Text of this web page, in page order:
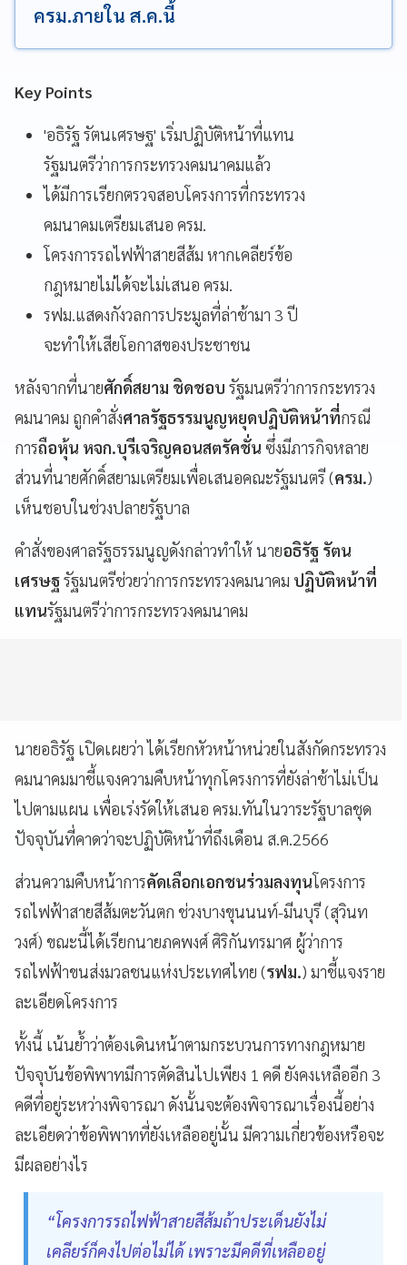
ครม.ภายใน ส.ค.นี้
Key Points
'อธิรัฐ รัตนเศรษฐ' เริ่มปฏิบัติหน้าที่แทน
รัฐมนตรีว่าการกระทรวงคมนาคมแล้ว
ได้มีการเรียกตรวจสอบโครงการที่กระทรวง
คมนาคมเตรียมเสนอ ครม.
โครงการรถไฟฟ้าสายสีส้ม หากเคลียร์ข้อ
กฎหมายไม่ได้จะไม่เสนอ ครม.
รฟม.แสดงกังวลการประมูลที่ล่าช้ามา 3 ปี
จะทำให้เสียโอกาสของประชาชน
หลังจากที่นายศักดิ์สยาม ชิดชอบ รัฐมนตรีว่าการกระทรวง
คมนาคม ถูกคำสั่งศาลรัฐธรรมนูญหยุดปฏิบัติหน้าที่กรณี
การถือหุ้น หจก.บุรีเจริญคอนสตรัคชั่น ซึ่งมีภารกิจหลาย
ส่วนที่นายศักดิ์สยามเตรียมเพื่อเสนอคณะรัฐมนตรี (ครม.)
เห็นชอบในช่วงปลายรัฐบาล
คำสั่งของศาลรัฐธรรมนูญดังกล่าวทำให้ นายอธิรัฐ รัตน
เศรษฐรัฐมนตรีช่วยว่าการกระทรวงคมนาคม ปฏิบัติหน้าที่
แทนรัฐมนตรีว่าการกระทรวงคมนาคม
นายอธิรัฐ เปิดเผยว่า ได้เรียกหัวหน้าหน่วยในสังกัดกระทรวง
คมนาคมมาชี้แจงความคืบหน้าทุกโครงการที่ยังล่าช้าไม่เป็น
ไปตามแผน เพื่อเร่งรัดให้เสนอ ครม.ทันในวาระรัฐบาลชุด
ปัจจุบันที่คาดว่าจะปฏิบัติหน้าที่ถึงเดือน ส.ค.2566
ส่วนความคืบหน้าการคัดเลือกเอกชนร่วมลงทุนโครงการ
รถไฟฟ้าสายสีส้มตะวันตก ช่วงบางขุนนนท์-มีนบุรี (สุวินท
วงศ์) ขณะนี้ได้เรียกนายภคพงศ์ ศิริกันทรมาศ ผู้ว่าการ
รถไฟฟ้าขนส่งมวลชนแห่งประเทศไทย (รฟม.) มาชี้แจงราย
ละเอียดโครงการ
ทั้งนี้ เน้นย้ำว่าต้องเดินหน้าตามกระบวนการทางกฎหมาย
ปัจจุบันข้อพิพาทมีการตัดสินไปเพียง 1 คดี ยังคงเหลืออีก 3
คดีที่อยู่ระหว่างพิจารณา ดังนั้นจะต้องพิจารณาเรื่องนี้อย่าง
ละเอียดว่าข้อพิพาทที่ยังเหลืออยู่นั้น มีความเกี่ยวข้องหรือจะ
มีผลอย่างไร
“โครงการรถไฟฟ้าสายสีส้มถ้าประเด็นยังไม่
เคลียร์ก็คงไปต่อไม่ได้ เพราะมีคดีที่เหลืออยู่